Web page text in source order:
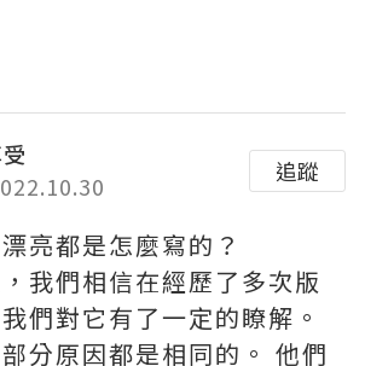
追蹤
漂亮都是怎麼寫的？
我們相信在經歷了多次版
們對它有了一定的瞭解。
分原因都是相同的。 他們